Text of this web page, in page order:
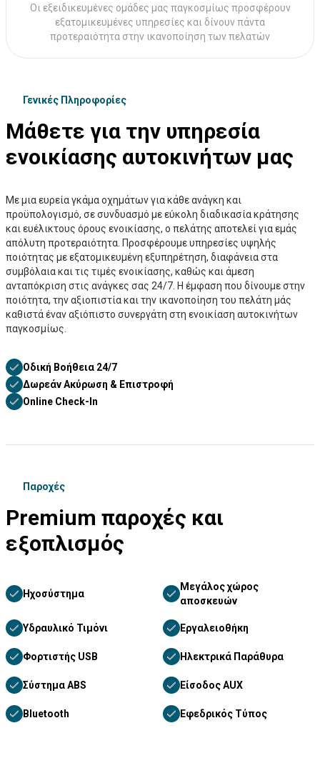
Οι εξειδικευμένες ομάδες μας παγκοσμίως προσφέρουν
εξατομικευμένες υπηρεσίες και δίνουν πάντα
προτεραιότητα στην ικανοποίηση των πελατών
Γενικές Πληροφορίες
Μάθετε για την υπηρεσία
ενοικίασης αυτοκινήτων μας
Με μια ευρεία γκάμα οχημάτων για κάθε ανάγκη και
προϋπολογισμό, σε συνδυασμό με εύκολη διαδικασία κράτησης
και ευέλικτους όρους ενοικίασης, ο πελάτης αποτελεί για εμάς
απόλυτη προτεραιότητα. Προσφέρουμε υπηρεσίες υψηλής
ποιότητας με εξατομικευμένη εξυπηρέτηση, διαφάνεια στα
συμβόλαια και τις τιμές ενοικίασης, καθώς και άμεση
ανταπόκριση στις ανάγκες σας 24/7. Η έμφαση που δίνουμε στην
ποιότητα, την αξιοπιστία και την ικανοποίηση του πελάτη μάς
καθιστά έναν αξιόπιστο συνεργάτη στη ενοικίαση αυτοκινήτων
παγκοσμίως.
Οδική Βοήθεια 24/7
Δωρεάν Ακύρωση & Επιστροφή
Online Check-In
Παροχές
Premium παροχές και
εξοπλισμός
Ηχοσύστημα
Μεγάλος χώρος
αποσκευών
Υδραυλικό Τιμόνι Εργαλειοθήκη
Φορτιστής USB Ηλεκτρικά Παράθυρα
Σύστημα ABS Είσοδος AUX
Bluetooth Εφεδρικός Τύπος